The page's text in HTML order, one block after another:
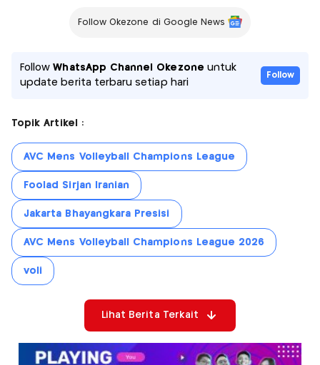
Follow Okezone di Google News
FollowWhatsApp Channel Okezone untuk
update berita terbaru setiap hari
Follow
Topik Artikel :
AVC Mens Volleyball Champions League
Foolad Sirjan Iranian
Jakarta Bhayangkara Presisi
AVC Mens Volleyball Champions League 2026
voli
Lihat Berita Terkait